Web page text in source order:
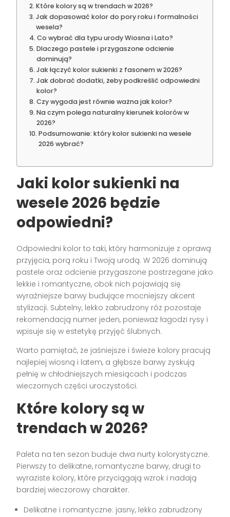
Które kolory są w trendach w 2026?
Jak dopasować kolor do pory roku i formalności
wesela?
Co wybrać dla typu urody Wiosna i Lato?
Dlaczego pastele i przygaszone odcienie
dominują?
Jak łączyć kolor sukienki z fasonem w 2026?
Jak dobrać dodatki, żeby podkreślić odpowiedni
kolor?
Czy wygoda jest równie ważna jak kolor?
Na czym polega naturalny kierunek kolorów w
2026?
Podsumowanie: który kolor sukienki na wesele
2026 wybrać?
Jaki kolor sukienki na
wesele 2026 będzie
odpowiedni?
Odpowiedni kolor to taki, który harmonizuje z oprawą
przyjęcia, porą roku i Twoją urodą. W 2026 dominują
pastele oraz odcienie przygaszone postrzegane jako
lekkie i romantyczne, obok nich pojawiają się
wyraźniejsze barwy budujące mocniejszy akcent
stylizacji. Subtelny, lekko zabrudzony róż pozostaje
rekomendacją numer jeden, ponieważ łagodzi rysy i
wpisuje się w estetykę przyjęć ślubnych.
Warto pamiętać, że jaśniejsze i świeże kolory pracują
najlepiej wiosną i latem, a głębsze barwy zyskują
pełnię w chłodniejszych miesiącach i podczas
wieczornych części uroczystości.
Które kolory są w
trendach w 2026?
Paleta na ten sezon buduje dwa nurty kolorystyczne.
Pierwszy to delikatne, romantyczne barwy, drugi to
wyraziste kolory, które przyciągają wzrok i nadają
bardziej wieczorowy charakter.
Delikatne i romantyczne: jasny, lekko zabrudzony